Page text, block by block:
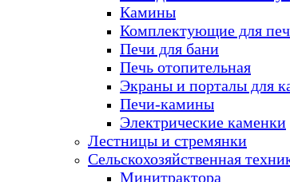
Камины
Комплектующие для
Печи для бани
Печь отопительная
Экраны и порталы для
Печи-камины
Электрические каменки
Лестницы и стремянки
Сельскохозяйственная
Минитрактора